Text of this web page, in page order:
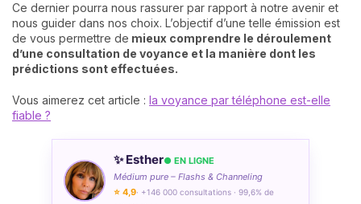
Ce dernier pourra nous rassurer par rapport à notre avenir et
nous guider dans nos choix. L’objectif d’une telle émission est
de vous permettre de mieux comprendre le déroulement
d’une consultation de voyance et la manière dont les
prédictions sont effectuées.
Vous aimerez cet article : la voyance par téléphone est-elle
fiable ?
✨ Esther● EN LIGNE
Médium pure – Flashs & Channeling
⭐ 4,9· +146 000 consultations · 99,6% de